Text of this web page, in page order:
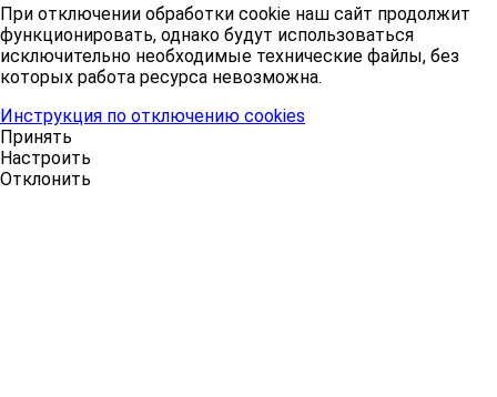
При отключении обработки cookie наш сайт продолжит
функционировать, однако будут использоваться
исключительно необходимые технические файлы, без
которых работа ресурса невозможна.
Инструкция по отключению cookies
Принять
Настроить
Отклонить